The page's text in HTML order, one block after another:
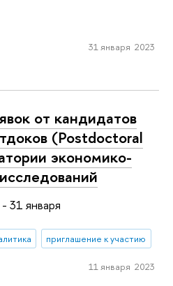
31 января 2023
от кандидатов
(Postdoctoral
экономико-
31 января
приглашение к участию
11 января 2023